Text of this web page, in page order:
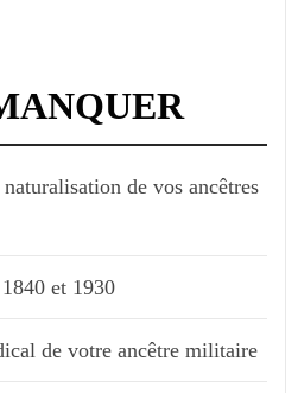
de vos ancêtres
et 1930
de votre ancêtre militaire